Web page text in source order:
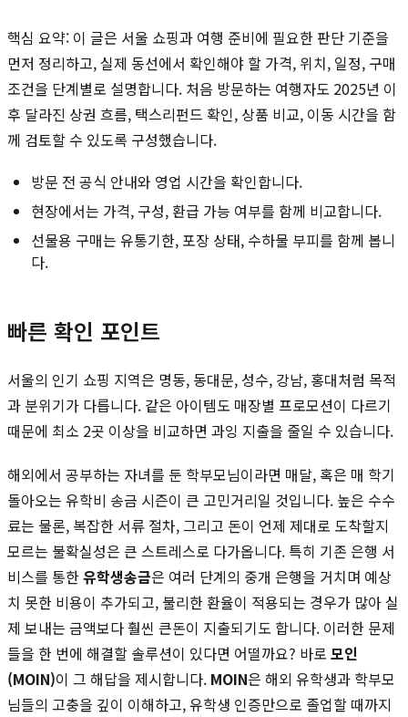
핵심 요약: 이 글은 서울 쇼핑과 여행 준비에 필요한 판단 기준을
먼저 정리하고, 실제 동선에서 확인해야 할 가격, 위치, 일정, 구매
조건을 단계별로 설명합니다. 처음 방문하는 여행자도 2025년 이
후 달라진 상권 흐름, 택스리펀드 확인, 상품 비교, 이동 시간을 함
께 검토할 수 있도록 구성했습니다.
방문 전 공식 안내와 영업 시간을 확인합니다.
현장에서는 가격, 구성, 환급 가능 여부를 함께 비교합니다.
선물용 구매는 유통기한, 포장 상태, 수하물 부피를 함께 봅니
다.
빠른 확인 포인트
서울의 인기 쇼핑 지역은 명동, 동대문, 성수, 강남, 홍대처럼 목적
과 분위기가 다릅니다. 같은 아이템도 매장별 프로모션이 다르기
때문에 최소 2곳 이상을 비교하면 과잉 지출을 줄일 수 있습니다.
해외에서 공부하는 자녀를 둔 학부모님이라면 매달, 혹은 매 학기
돌아오는 유학비 송금 시즌이 큰 고민거리일 것입니다. 높은 수수
료는 물론, 복잡한 서류 절차, 그리고 돈이 언제 제대로 도착할지
모르는 불확실성은 큰 스트레스로 다가옵니다. 특히 기존 은행 서
비스를 통한유학생송금은 여러 단계의 중개 은행을 거치며 예상
치 못한 비용이 추가되고, 불리한 환율이 적용되는 경우가 많아 실
제 보내는 금액보다 훨씬 큰돈이 지출되기도 합니다. 이러한 문제
들을 한 번에 해결할 솔루션이 있다면 어떨까요? 바로 모인
(MOIN)이 그 해답을 제시합니다. MOIN은 해외 유학생과 학부모
님들의 고충을 깊이 이해하고, 유학생 인증만으로 졸업할 때까지